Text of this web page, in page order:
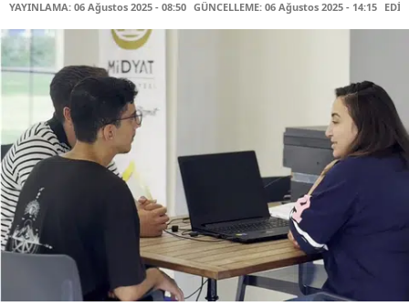
YAYINLAMA: 06 Ağustos 2025 - 08:50 GÜNCELLEME: 06 Ağustos 2025 - 14:15